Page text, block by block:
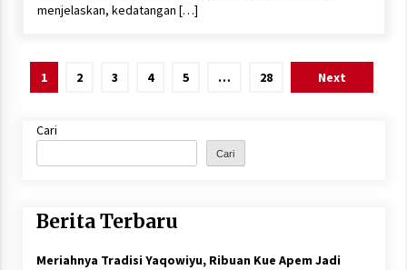
menjelaskan, kedatangan […]
Paginasi
1 2 3 4 5 … 28 Next
Cari
Cari
Berita Terbaru
Meriahnya Tradisi Yaqowiyu, Ribuan Kue Apem Jadi